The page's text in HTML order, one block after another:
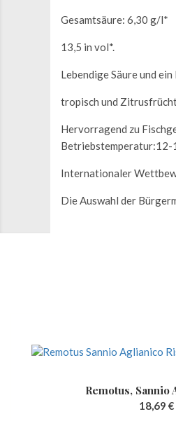
Gesamtsäure: 6,30 g/l*
13,5 in vol*.
Lebendige Säure und
tropisch und
Hervorragend zu
Betriebstemperatur:12-
Internationaler
Die Auswahl der
Remotus, Sannio
18,69 €